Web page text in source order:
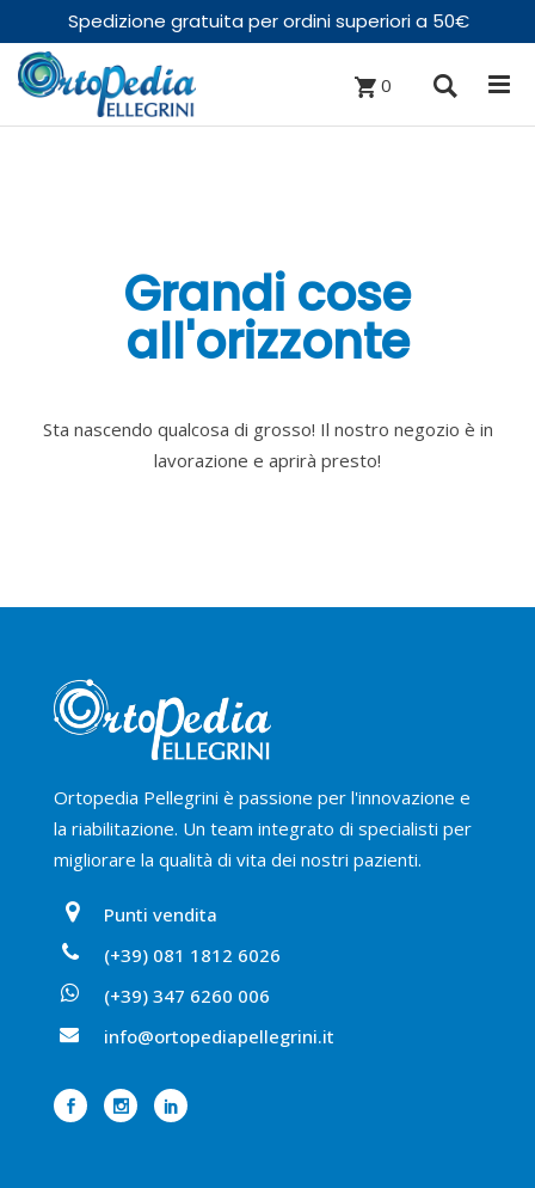
Spedizione gratuita per ordini superiori a 50€
0
Grandi cose
all'orizzonte
Sta nascendo qualcosa di grosso! Il nostro negozio è in
lavorazione e aprirà presto!
Ortopedia Pellegrini è passione per l'innovazione e
la riabilitazione. Un team integrato di specialisti per
migliorare la qualità di vita dei nostri pazienti.
Punti vendita
(+39) 081 1812 6026
(+39) 347 6260 006
info@ortopediapellegrini.it